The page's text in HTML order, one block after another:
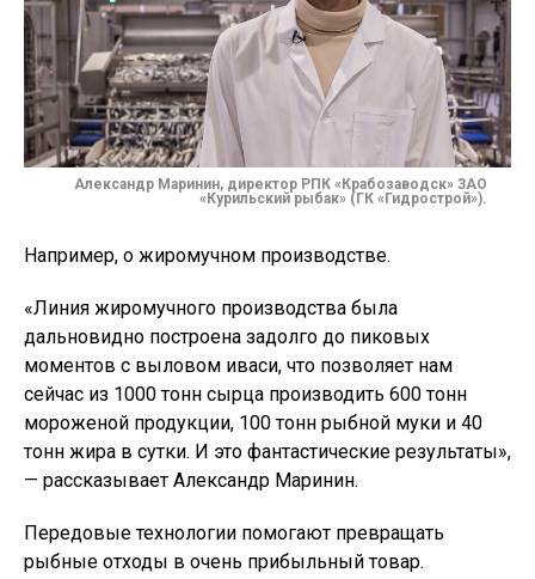
Александр Маринин, директор РПК «Крабозаводск» ЗАО
«Курильский рыбак» (ГК «Гидрострой»).
Например, о жиромучном производстве.
«Линия жиромучного производства была
дальновидно построена задолго до пиковых
моментов с выловом иваси, что позволяет нам
сейчас из 1000 тонн сырца производить 600 тонн
мороженой продукции, 100 тонн рыбной муки и 40
тонн жира в сутки. И это фантастические результаты»,
— рассказывает Александр Маринин.
Передовые технологии помогают превращать
рыбные отходы в очень прибыльный товар.